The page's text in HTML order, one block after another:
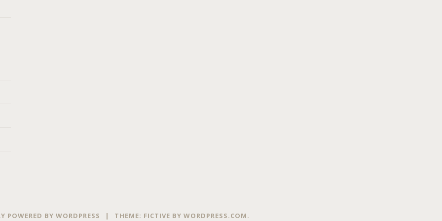
POWERED BY WORDPRESS | THEME: FICTIVE BY WORDPRESS.COM.